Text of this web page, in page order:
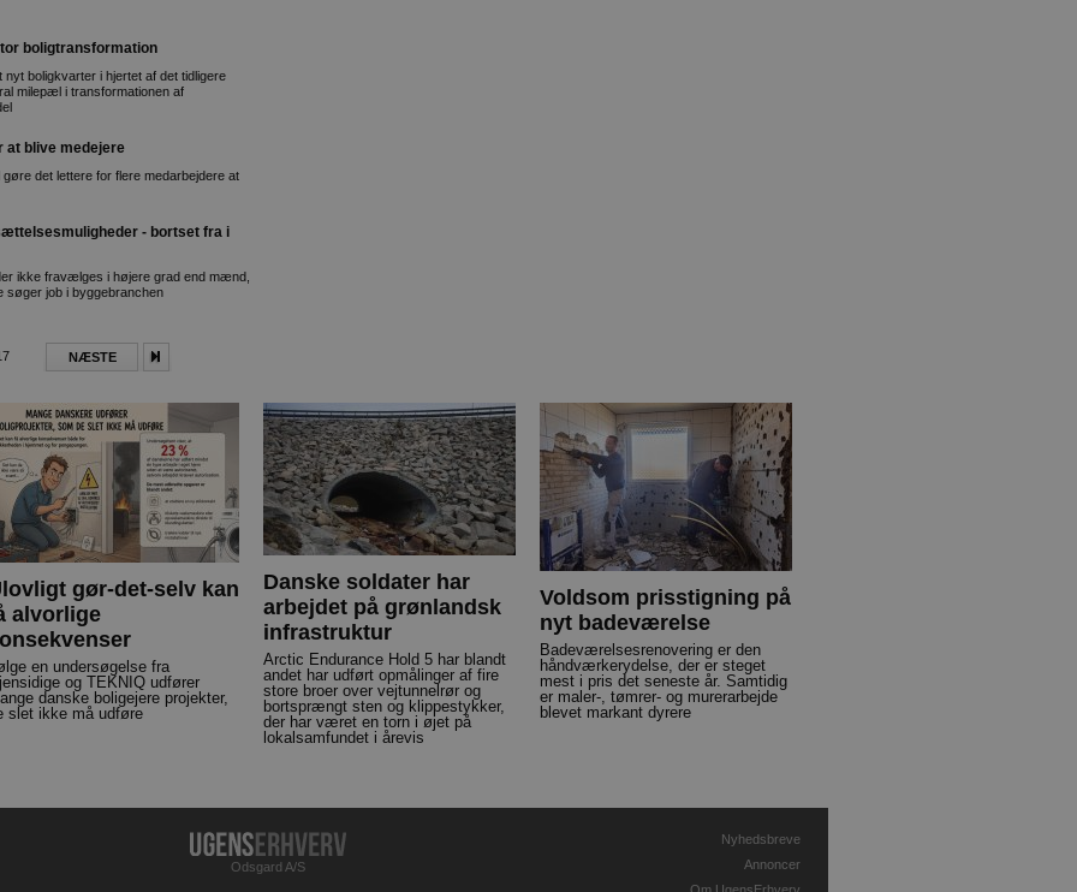
boligtransformation
boligkvarter i hjertet af det tidligere
milepæl i transformationen af
at blive medejere
det lettere for flere medarbejdere at
- bortset fra i
ikke fravælges i højere grad end mænd,
søger job i byggebranchen
NÆSTE
gør-det-selv kan
alvorlige
en undersøgelse fra
og TEKNIQ udfører
danske boligejere projekter,
slet ikke må udføre
Danske soldater har
arbejdet på grønlandsk
infrastruktur
Arctic Endurance Hold 5 har blandt
andet har udført opmålinger af fire
store broer over vejtunnelrør og
bortsprængt sten og klippestykker,
der har været en torn i øjet på
lokalsamfundet i årevis
Voldsom prisstigning på
nyt badeværelse
Badeværelsesrenovering er den
håndværkerydelse, der er steget
mest i pris det seneste år. Samtidig
er maler-, tømrer- og murerarbejde
blevet markant dyrere
Odsgard A/S
Nyhedsbreve
Annoncer